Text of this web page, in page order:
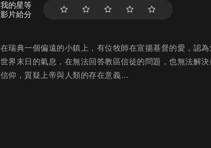
我的星等
影片給分
在瑞典一個偏遠的小鎮上，有位牧師在宣揚基督的愛，認
世界末日的氣息，在無法回答教區信徒的問題，也無法解
信仰，質疑上帝與人類的存在意義…